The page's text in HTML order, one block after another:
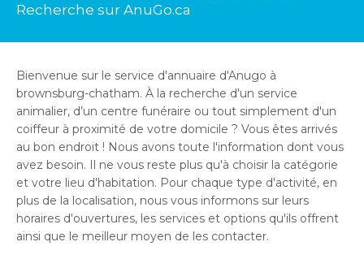
Recherche sur AnuGo.ca
Bienvenue sur le service d'annuaire d'Anugo à
brownsburg-chatham. À la recherche d'un service
animalier, d’un centre funéraire ou tout simplement d'un
coiffeur à proximité de votre domicile ? Vous êtes arrivés
au bon endroit ! Nous avons toute l'information dont vous
avez besoin. Il ne vous reste plus qu'à choisir la catégorie
et votre lieu d'habitation. Pour chaque type d'activité, en
plus de la localisation, nous vous informons sur leurs
horaires d'ouvertures, les services et options qu'ils offrent
ainsi que le meilleur moyen de les contacter.